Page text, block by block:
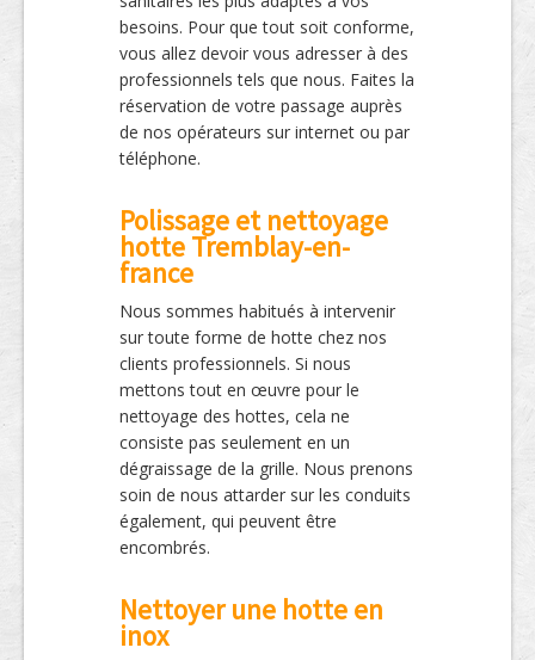
besoins. Pour que tout soit conforme,
vous allez devoir vous adresser à des
professionnels tels que nous. Faites la
réservation de votre passage auprès
de nos opérateurs sur internet ou par
téléphone.
Polissage et nettoyage
hotte Tremblay-en-
france
Nous sommes habitués à intervenir
sur toute forme de hotte chez nos
clients professionnels. Si nous
mettons tout en œuvre pour le
nettoyage des hottes, cela ne
consiste pas seulement en un
dégraissage de la grille. Nous prenons
soin de nous attarder sur les conduits
également, qui peuvent être
encombrés.
Nettoyer une hotte en
inox